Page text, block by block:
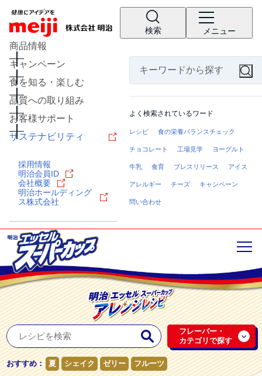
検索 メニュー
商品情報
キャンペーン
食を知る・楽しむ
品質への取り組み
お客様サポート
サステナビリティ
採用情報
明治会員ID
会社概要
明治ホールディング
ス株式会社
よく検索されているワード
レシピ 食の栄養バランスチェック
チョコレート 工場見学 ヨーグルト
牛乳 食育 プレスリリース アイス
アレルギー チーズ キャンペーン
問い合わせ
フレーバー・
カテゴリで探す
おすすめ： 夏 シェイク ゼリー フルーツ